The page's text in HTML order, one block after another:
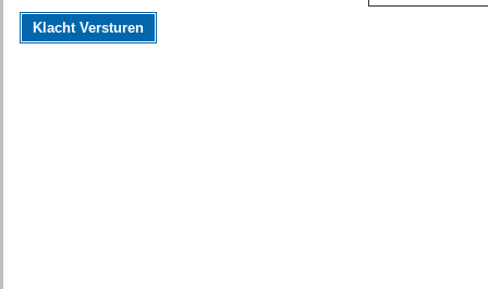
Klacht Versturen